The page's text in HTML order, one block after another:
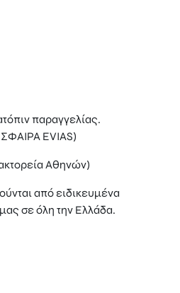
παραγγελίας.
EVIAS)
Αθηνών)
από ειδικευμένα
σε όλη την Ελλάδα.